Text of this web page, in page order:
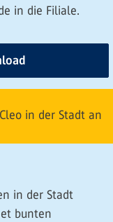
in die Filiale.
in der Stadt
bunten